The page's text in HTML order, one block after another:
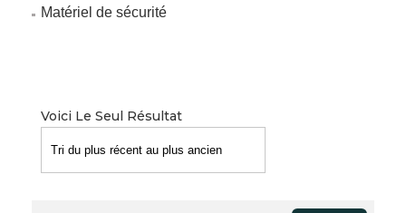
Matériel de sécurité
Voici Le Seul Résultat